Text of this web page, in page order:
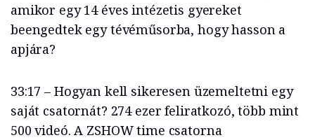
amikor egy 14 éves intézetis gyereket
beengedtek egy tévéműsorba, hogy hasson a
apjára?
33:17 – Hogyan kell sikeresen üzemeltetni egy
saját csatornát? 274 ezer feliratkozó, több mint
500 videó. A ZSHOW time csatorna